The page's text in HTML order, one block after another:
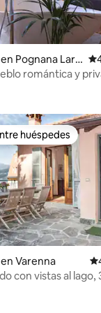
Pognana Lari
romántica y
huéspedes
huéspedes
Varenna
con vistas al lago,